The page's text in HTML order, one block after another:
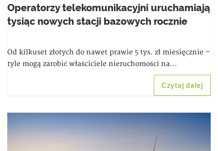
Operatorzy telekomunikacyjni uruchamiają
tysiąc nowych stacji bazowych rocznie
Od kilkuset złotych do nawet prawie 5 tys. zł miesięcznie –
tyle mogą zarobić właściciele nieruchomości na...
Czytaj dalej